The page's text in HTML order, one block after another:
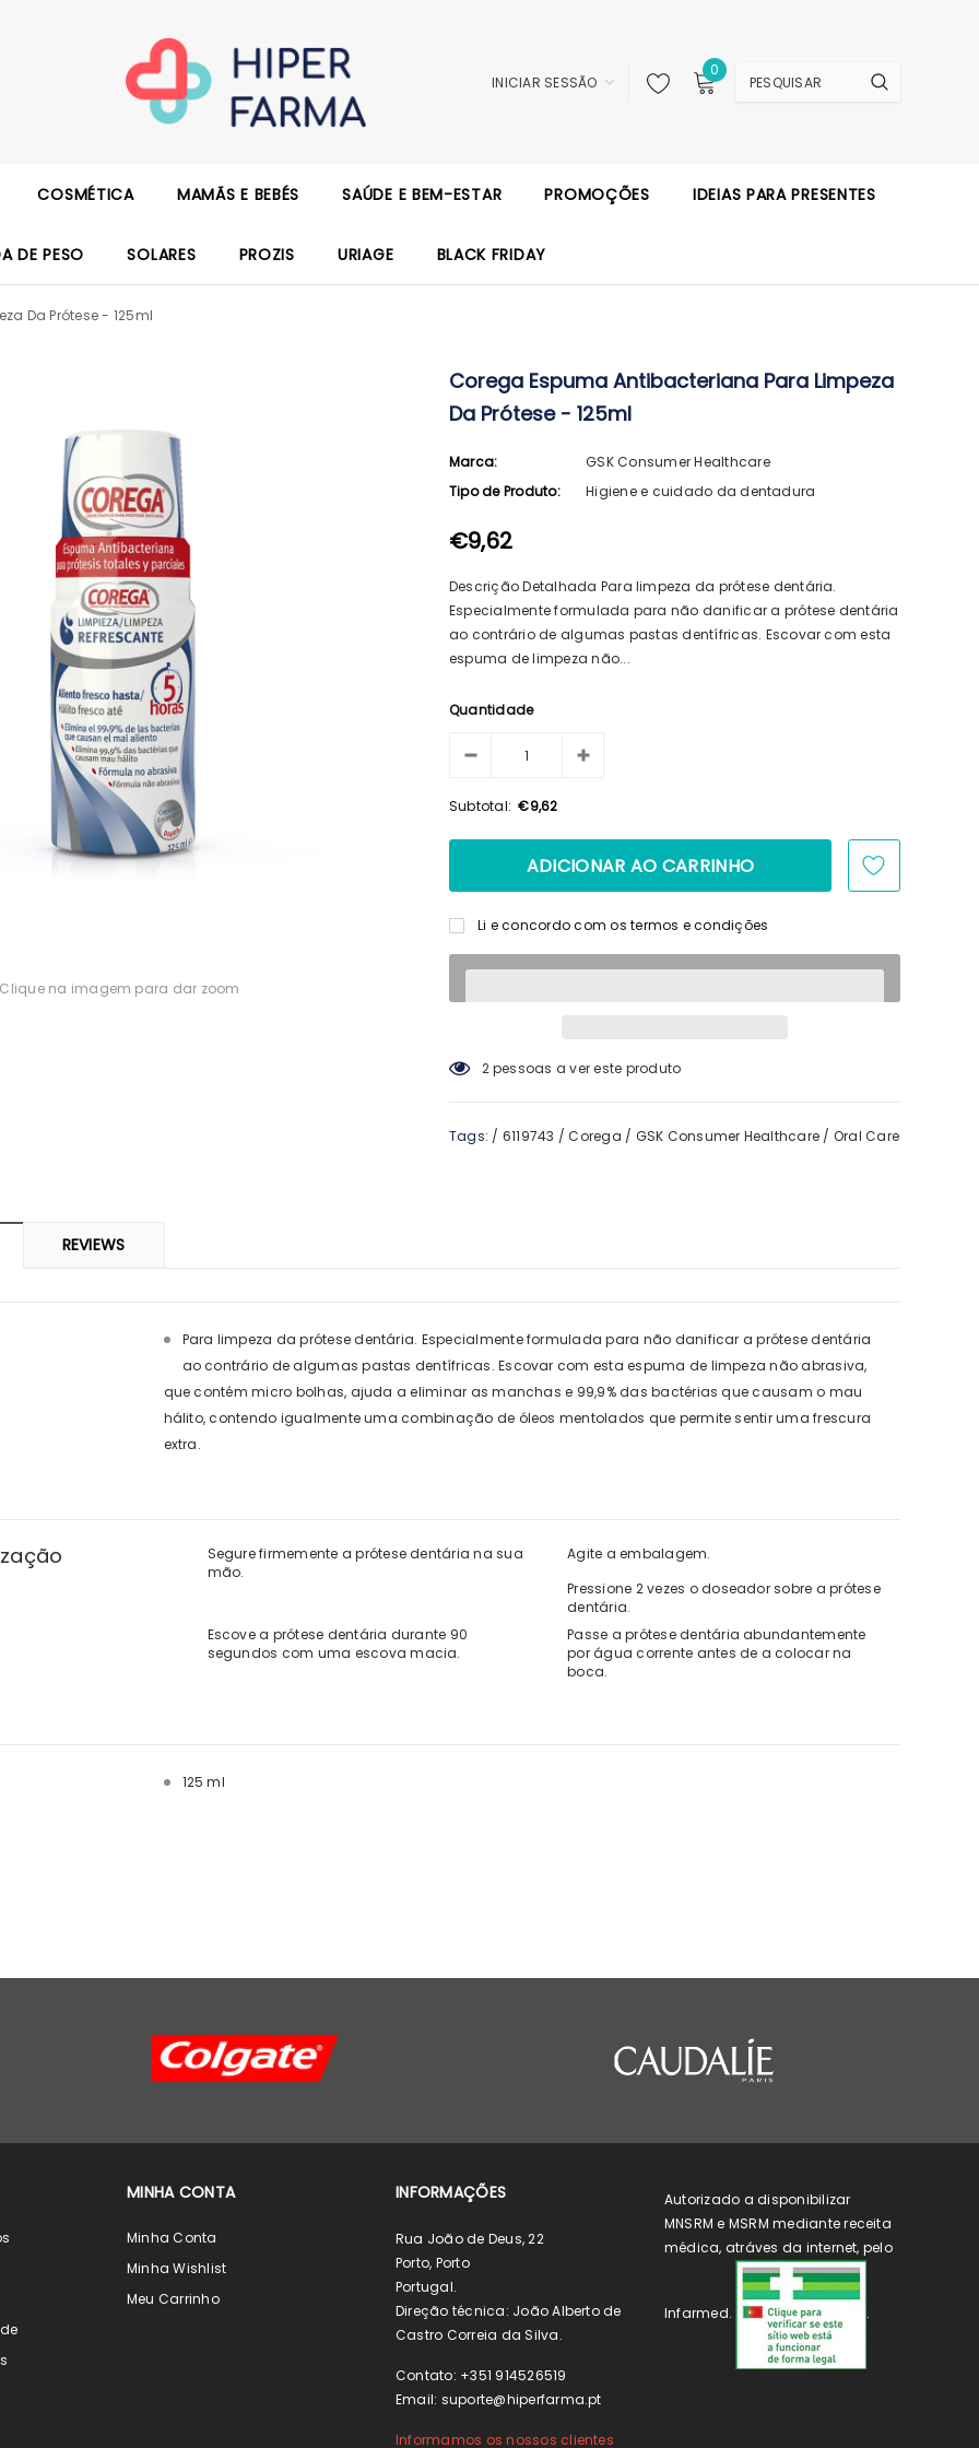
INICIAR SESSÃO
0
COSMÉTICA MAMÃS E BEBÉS SAÚDE E BEM-ESTAR PROMOÇÕES IDEIAS PARA PRESENTES
DE PESO SOLARES PROZIS URIAGE BLACK FRIDAY
Da Prótese - 125ml
Loção
€14,23
Clique na imagem para dar zoom
Corega Espuma Antibacteriana Para Limpeza
Da Prótese - 125ml
Marca:
GSK Consumer Healthcare
Tipo de Produto:
Higiene e cuidado da dentadura
€9,62
Descrição Detalhada Para limpeza da prótese dentária.
Especialmente formulada para não danificar a prótese dentária
ao contrário de algumas pastas dentífricas. Escovar com esta
espuma de limpeza não...
Quantidade
Subtotal: €9,62
Li e concordo com os termos e condições
2pessoas a ver este produto
Tags: / 6119743 / Corega / GSK Consumer Healthcare / Oral Care
REVIEWS
Para limpeza da prótese dentária. Especialmente formulada para não danificar a prótese dentária
ao contrário de algumas pastas dentífricas. Escovar com esta espuma de limpeza não abrasiva,
que contém micro bolhas, ajuda a eliminar as manchas e 99,9% das bactérias que causam o mau
hálito, contendo igualmente uma combinação de óleos mentolados que permite sentir uma frescura
extra.
Segure firmemente a prótese dentária na sua
mão.
Agite a embalagem.
Pressione 2 vezes o doseador sobre a prótese
dentária.
Escove a prótese dentária durante 90
segundos com uma escova macia.
Passe a prótese dentária abundantemente
por água corrente antes de a colocar na
boca.
125 ml
MINHA CONTA
Minha Conta
Minha Wishlist
Meu Carrinho
INFORMAÇÕES
Rua João de Deus, 22
Porto, Porto
Portugal.
Direção técnica: João Alberto de
Castro Correia da Silva.
Contato: +351 914526519
Email: suporte@hiperfarma.pt
Informamos os nossos clientes
Autorizado a disponibilizar
MNSRM e MSRM mediante receita
médica, atráves da internet, pelo
Infarmed. .